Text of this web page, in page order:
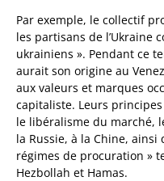
Par exemple, le collectif
les partisans de l’Ukraine
ukrainiens ». Pendant ce
aurait son origine au
aux valeurs et marques
capitaliste. Leurs
le libéralisme du marché,
la Russie, à la Chine, ainsi
régimes de procuration »
Hezbollah et Hamas.